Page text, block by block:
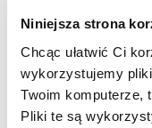
Niniejsza strona
Chcąc ułatwić Ci
wykorzystujemy
Twoim komputerze,
Pliki te są
Moją
wolnym
myśli